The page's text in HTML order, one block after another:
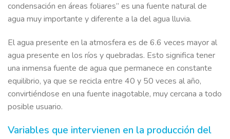
condensación en áreas foliares” es una fuente natural de
agua muy importante y diferente a la del agua lluvia.
El agua presente en la atmosfera es de 6.6 veces mayor al
agua presente en los ríos y quebradas. Esto significa tener
una inmensa fuente de agua que permanece en constante
equilibrio, ya que se recicla entre 40 y 50 veces al año,
convirtiéndose en una fuente inagotable, muy cercana a todo
posible usuario.
Variables que intervienen en la producción del